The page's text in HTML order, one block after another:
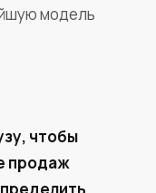
модель
чтобы
продаж